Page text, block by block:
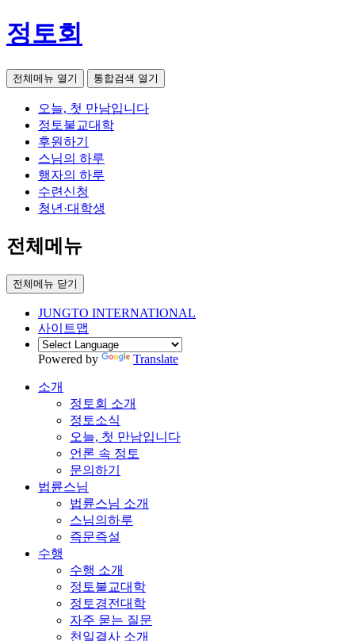
정토회
전체메뉴 열기 통합검색 열기
오늘, 첫 만남입니다
정토불교대학
후원하기
스님의 하루
행자의 하루
수련신청
청년·대학생
전체메뉴
전체메뉴 닫기
JUNGTO INTERNATIONAL
사이트맵
Powered by Translate
소개
정토회 소개
정토소식
오늘, 첫 만남입니다
언론 속 정토
문의하기
법륜스님
법륜스님 소개
스님의하루
즉문즉설
수행
수행 소개
정토불교대학
정토경전대학
자주 묻는 질문
천일결사 소개